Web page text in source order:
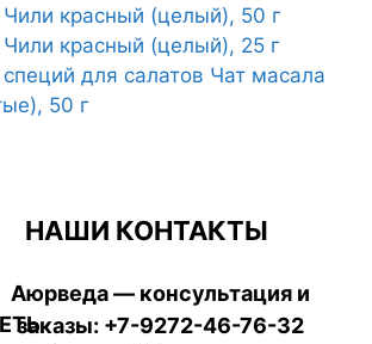
красный (целый), 50 г
красный (целый), 25 г
для салатов Чат масала
50 г
НАШИ КОНТАКТЫ
Аюрведа — консультация и
заказы: +7-9272-46-76-32